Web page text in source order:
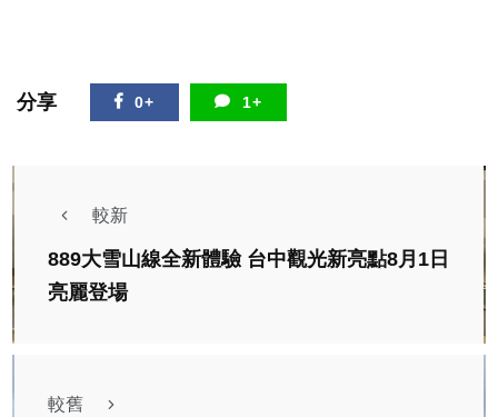
分享 0+ 1+
較新
889大雪山線全新體驗 台中觀光新亮點8月1日
亮麗登場
較舊